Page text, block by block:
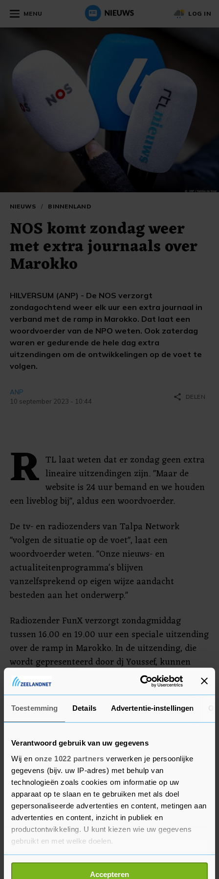
Toestemming Details Advertentie-instellingen
Verantwoord gebruik van uw gegevens
Wij en onze 1022 partners verwerken je persoonlijke
gegevens (bijv. uw IP-adres) met behulp van
technologieën zoals cookies om informatie op uw
apparaat op te slaan en te gebruiken met als doel
gepersonaliseerde advertenties en content, metingen aan
advertenties en content, inzicht in publiek en
productontwikkeling. U kunt kiezen wie uw gegevens
gebruikt en met welke doelen.
Als u het toestaat, willen we ook graag:
Accepteren
MENU LOG IN
NIEUWS / BINNENLAND
NOS komt zondag weer
met extra journaals over
Marokko
HILVERSUM (ANP) - De NOS verzorgt
zondagochtend weer elk uur een extra journaal in
verband met de ramp in Marokko. Dat laat een
woordvoerder van de NPO weten. Ook zaterdag
waren er gedurende de hele dag extra
uitzendingen om de ontwikkelingen op de voet te
volgen.
ANP
10 september 2023 - 10:44
share DELEN
R TL laat weten dat er zondag geen extra
lineaire uitzendingen zijn. "Maar de
website is 24 uur bemand en we houden
een liveblog bij", aldus een woordvoerder.
De tv- en radiozenders van Talpa Network
"volgen de situatie op de voet", laat een
woordvoerder weten. "Onze nieuws- en
actualiteitenprogramma's blijven
vanzelfsprekend op eigen wijze aandacht
besteden aan het onderwerp."
Radiozender FunX verzorgt zondagmiddag
tussen 16.00 en 19.00 uur een speciale uitzending
over de ramp in Marokko. In de uitzending, die
wordt gepresenteerd door dj Youssef, kunnen
luisteraars hun verhalen en gevoelens over de
ramp delen en wordt er een aantal maal live
geschakeld naar mensen die in Marokko zitten.